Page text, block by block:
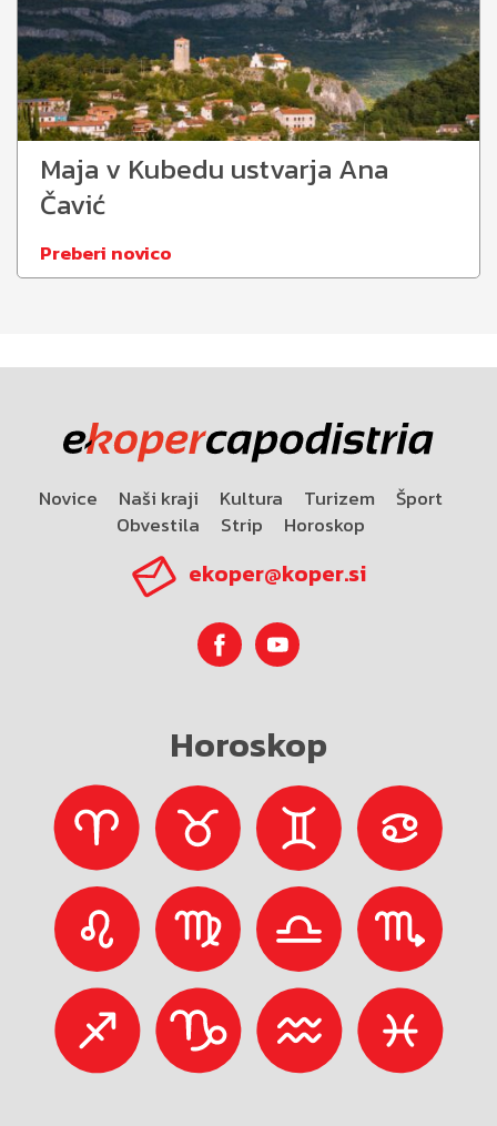
Maja v Kubedu ustvarja Ana
Čavić
Preberi novico
Novice Naši kraji Kultura Turizem
Šport
Obvestila
Strip Horoskop
ekoper@koper.si
Horoskop